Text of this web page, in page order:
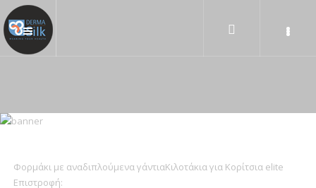
Φορμάκι με αναδιπλούμενα γάντιαΚιλοτάκια για Κορίτσια elite
Επιστροφή: